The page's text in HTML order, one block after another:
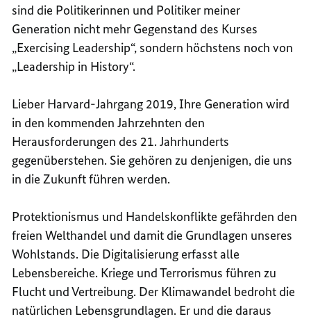
sind die Politikerinnen und Politiker meiner
Generation nicht mehr Gegenstand des Kurses
„Exercising Leadership“, sondern höchstens noch von
„Leadership in History“.
Lieber Harvard-Jahrgang 2019, Ihre Generation wird
in den kommenden Jahrzehnten den
Herausforderungen des 21. Jahrhunderts
gegenüberstehen. Sie gehören zu denjenigen, die uns
in die Zukunft führen werden.
Protektionismus und Handelskonflikte gefährden den
freien Welthandel und damit die Grundlagen unseres
Wohlstands. Die Digitalisierung erfasst alle
Lebensbereiche. Kriege und Terrorismus führen zu
Flucht und Vertreibung. Der Klimawandel bedroht die
natürlichen Lebensgrundlagen. Er und die daraus